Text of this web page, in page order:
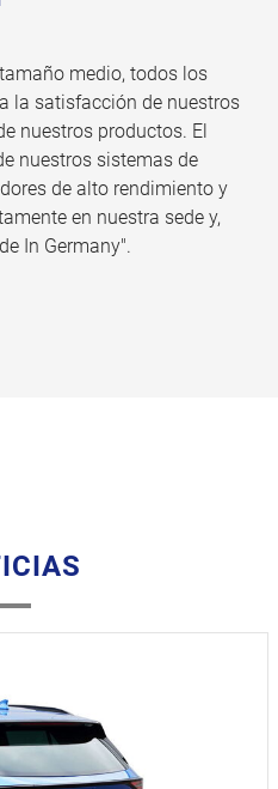
medio, todos los
la satisfacción de nuestros
nuestros productos. El
nuestros sistemas de
de alto rendimiento y
en nuestra sede y,
In Germany".